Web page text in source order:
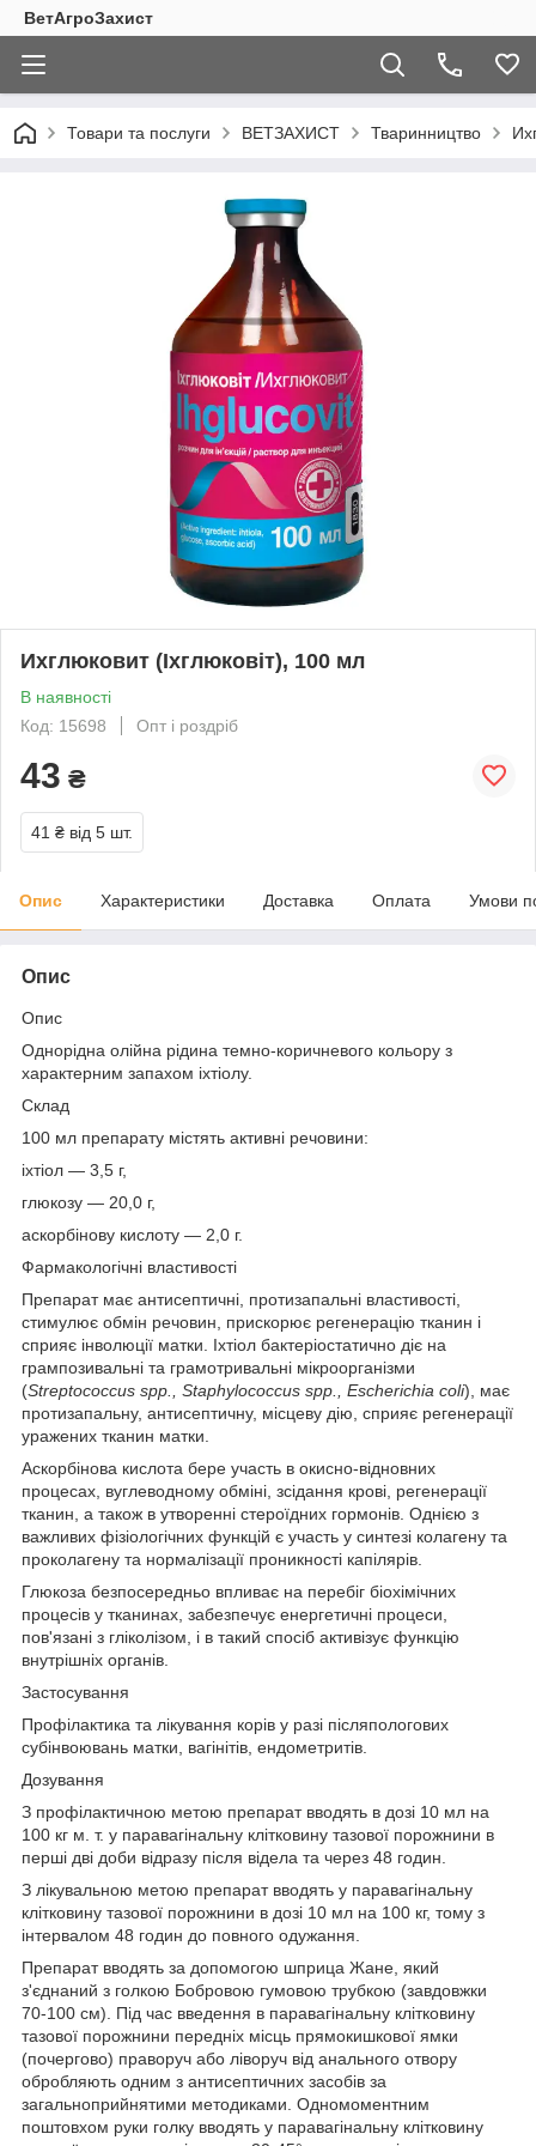
ВетАгроЗахист
Товари та послуги ВЕТЗАХИСТ Тваринництво
Ихглюковит (Іхглюковіт), 100 мл
В наявності
Код: 15698
Опт і роздріб
43 ₴
41 ₴ від 5 шт.
Опис Характеристики Доставка Оплата Умови
Опис
Опис
Однорідна олійна рідина темно-коричневого кольору з
характерним запахом іхтіолу.
Склад
100 мл препарату містять активні речовини:
іхтіол — 3,5 г,
глюкозу — 20,0 г,
аскорбінову кислоту — 2,0 г.
Фармакологічні властивості
Препарат має антисептичні, протизапальні властивості,
стимулює обмін речовин, прискорює регенерацію тканин і
сприяє інволюції матки. Іхтіол бактеріостатично діє на
грампозивальні та грамотривальні мікроорганізми
(Streptococcus spp., Staphylococcus spp., Escherichia coli), має
протизапальну, антисептичну, місцеву дію, сприяє регенерації
уражених тканин матки.
Аскорбінова кислота бере участь в окисно-відновних
процесах, вуглеводному обміні, зсідання крові, регенерації
тканин, а також в утворенні стероїдних гормонів. Однією з
важливих фізіологічних функцій є участь у синтезі колагену та
проколагену та нормалізації проникності капілярів.
Глюкоза безпосередньо впливає на перебіг біохімічних
процесів у тканинах, забезпечує енергетичні процеси,
пов'язані з гліколізом, і в такий спосіб активізує функцію
внутрішніх органів.
Застосування
Профілактика та лікування корів у разі післяпологових
субінвоювань матки, вагінітів, ендометритів.
Дозування
З профілактичною метою препарат вводять в дозі 10 мл на
100 кг м. т. у паравагінальну клітковину тазової порожнини в
перші дві доби відразу після відела та через 48 годин.
З лікувальною метою препарат вводять у паравагінальну
клітковину тазової порожнини в дозі 10 мл на 100 кг, тому з
інтервалом 48 годин до повного одужання.
Препарат вводять за допомогою шприца Жане, який
з'єднаний з голкою Бобровою гумовою трубкою (завдовжки
70-100 см). Під час введення в паравагінальну клітковину
тазової порожнини передніх місць прямокишкової ямки
(почергово) праворуч або ліворуч від анального отвору
обробляють одним з антисептичних засобів за
загальноприйнятими методиками. Одномоментним
поштовхом руки голку вводять у паравагінальну клітковину